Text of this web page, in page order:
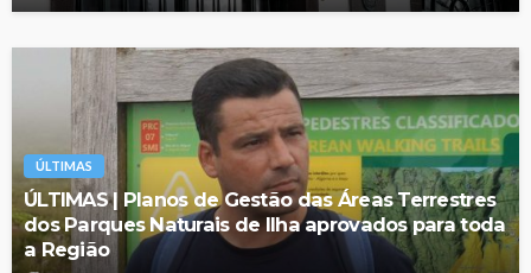
ÚLTIMAS
ÚLTIMAS | Planos de Gestão das Áreas Terrestres
dos Parques Naturais de Ilha aprovados para toda
a Região